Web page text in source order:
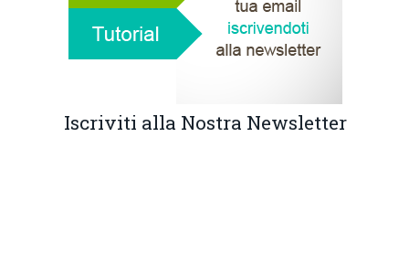
Iscriviti alla Nostra Newsletter